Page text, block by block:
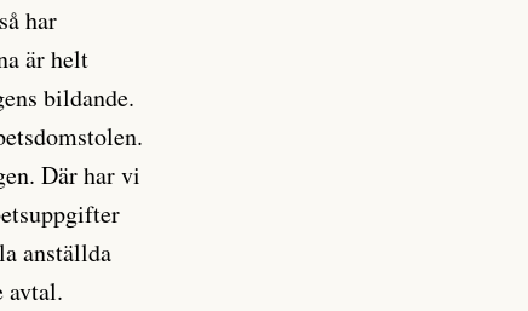
har
är helt
bildande.
Där har vi
anställda
avtal.